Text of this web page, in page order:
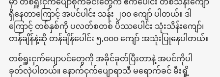
ရှိနေတာကြောင့် အပင်ပါင်း သန်း ၂၀၀ ကျော် ပါတယ်။ ဒါ
ကြောင့် တစ်နှစ်ကို ပလတ်စတစ် ပိဿပေါင်း သုံးသိန်းကျော်၊
တန်ချိန်နဲ့ဆို တန်ချိန်ပေါင်း ၅,၀၀၀ ကျော် အသုံးပြုနေပါတယ်။
တစ်ရှူးငှက်ပျောပင်တွေကို အခိုင်ခုတ်ပြီးတာနဲ့ အပင်ကိုပါ
ခုတ်လှဲပါတယ်။ နောက်ငှက်ပျောရာသီ မရောက်ခင် မီးရှို့